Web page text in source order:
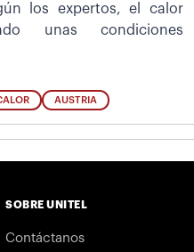
los expertos, el calor
unas condiciones
AUSTRIA
SOBRE UNITEL
Contáctanos